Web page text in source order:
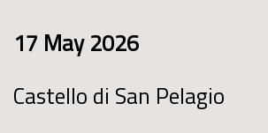
17 May 2026
Castello di San Pelagio